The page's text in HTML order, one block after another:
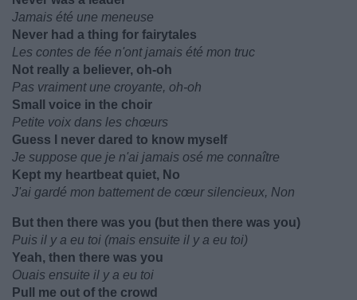
Jamais été une meneuse
Never had a thing for fairytales
Les contes de fée n'ont jamais été mon truc
Not really a believer, oh-oh
Pas vraiment une croyante, oh-oh
Small voice in the choir
Petite voix dans les chœurs
Guess I never dared to know myself
Je suppose que je n'ai jamais osé me connaître
Kept my heartbeat quiet, No
J'ai gardé mon battement de cœur silencieux, Non
But then there was you (but then there was you)
Puis il y a eu toi (mais ensuite il y a eu toi)
Yeah, then there was you
Ouais ensuite il y a eu toi
Pull me out of the crowd